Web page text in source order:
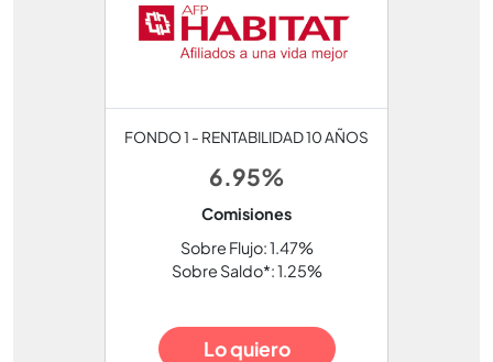
FONDO 1 - RENTABILIDAD 10 AÑOS
6.95%
Comisiones
Sobre Flujo: 1.47%
Sobre Saldo*: 1.25%
Lo quiero